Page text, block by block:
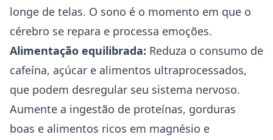
longe de telas. O sono é o momento em que o
cérebro se repara e processa emoções.
Alimentação equilibrada: Reduza o consumo de
cafeína, açúcar e alimentos ultraprocessados,
que podem desregular seu sistema nervoso.
Aumente a ingestão de proteínas, gorduras
boas e alimentos ricos em magnésio e